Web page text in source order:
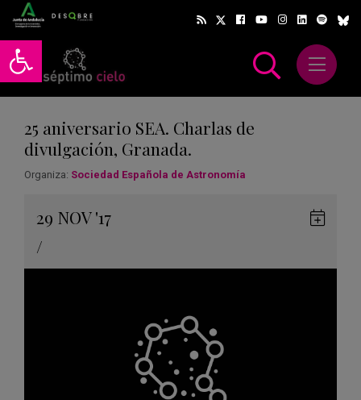
Abrir barra de herramientas
Abrir
25 aniversario SEA. Charlas de
divulgación, Granada.
Organiza: Sociedad Española de Astronomía
29 NOV'17
/